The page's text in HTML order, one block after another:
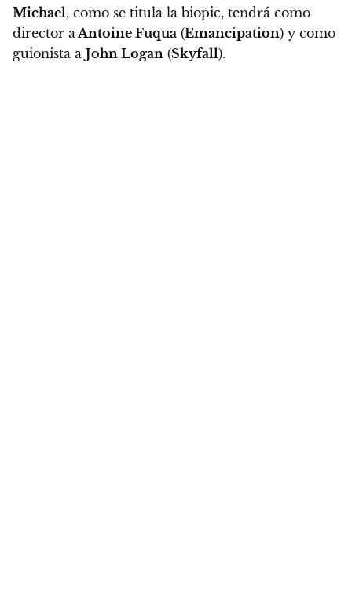
Michael, como se titula la biopic, tendrá como
director a Antoine Fuqua (Emancipation) y como
guionista a John Logan (Skyfall).